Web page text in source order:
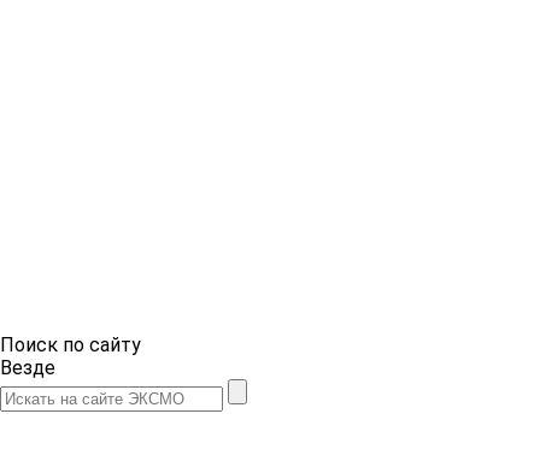
Поиск по сайту
Везде